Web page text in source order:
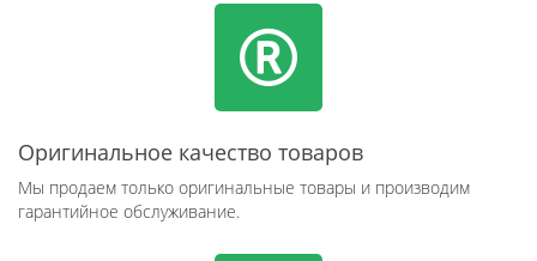
Оригинальное качество товаров
Мы продаем только оригинальные товары и производим
гарантийное обслуживание.